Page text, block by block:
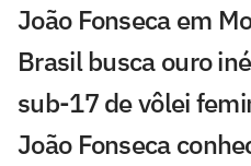
João Fonseca em
Brasil busca ouro
sub-17 de vôlei
João Fonseca